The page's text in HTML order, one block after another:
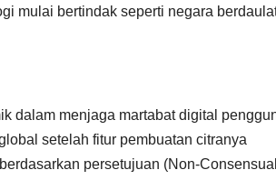
mulai bertindak seperti negara
dalam menjaga martabat digital
setelah fitur pembuatan citranya
persetujuan (Non-Consensual